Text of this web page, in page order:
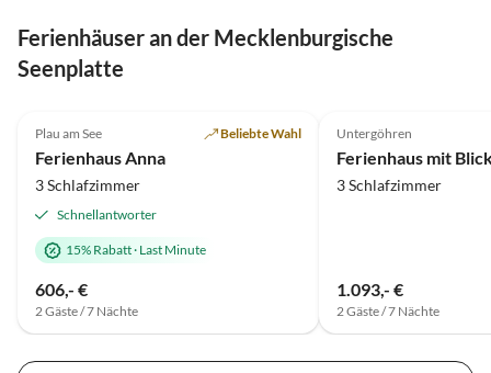
Ferienhäuser an der Mecklenburgische
Seenplatte
Plau am See Beliebte Wahl
Ferienhaus Anna
3 Schlafzimmer
Schnellantworter
15% Rabatt· Last Minute
606,- €
2 Gäste / 7 Nächte
Untergöhren
3 Schlafzimmer
1.093,- €
2 Gäste / 7 Nächte